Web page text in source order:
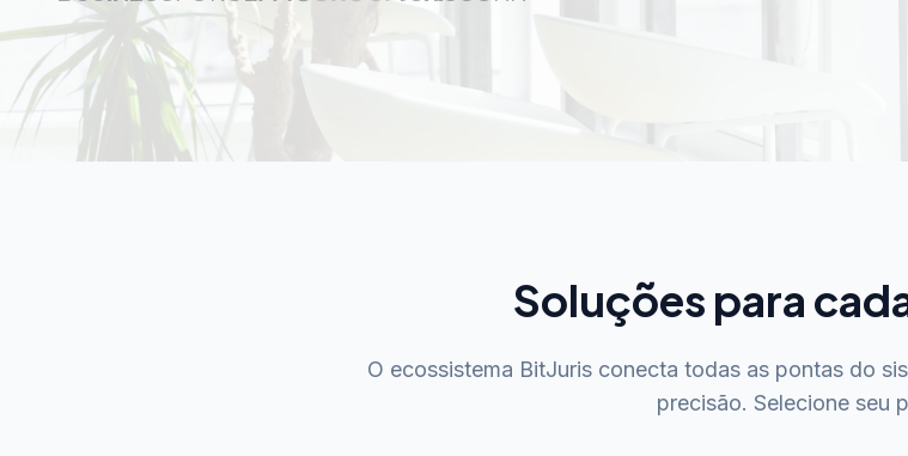
Soluções para
O ecossistema BitJuris conecta todas as pontas do
precisão. Selecione seu